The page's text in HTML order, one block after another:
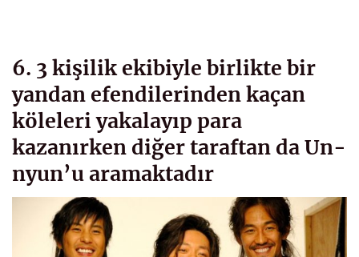
6. 3 kişilik ekibiyle birlikte bir
yandan efendilerinden kaçan
köleleri yakalayıp para
kazanırken diğer taraftan da Un-
nyun’u aramaktadır